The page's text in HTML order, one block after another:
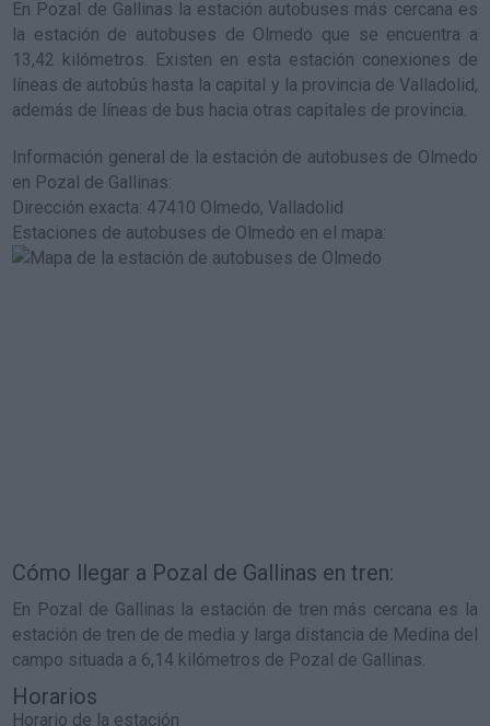
En Pozal de Gallinas la estación autobuses más cercana es
la estación de autobuses de Olmedo que se encuentra a
13,42 kilómetros. Existen en esta estación conexiones de
líneas de autobús hasta la capital y la provincia de Valladolid,
además de líneas de bus hacia otras capitales de provincia.
Información general de la estación de autobuses de Olmedo
en Pozal de Gallinas:
Dirección exacta: 47410 Olmedo, Valladolid
Estaciones de autobuses de Olmedo en el mapa:
Cómo llegar a Pozal de Gallinas en tren:
En Pozal de Gallinas la estación de tren más cercana es la
estación de tren de de media y larga distancia de Medina del
campo situada a 6,14 kilómetros de Pozal de Gallinas.
Horarios
Horario de la estación